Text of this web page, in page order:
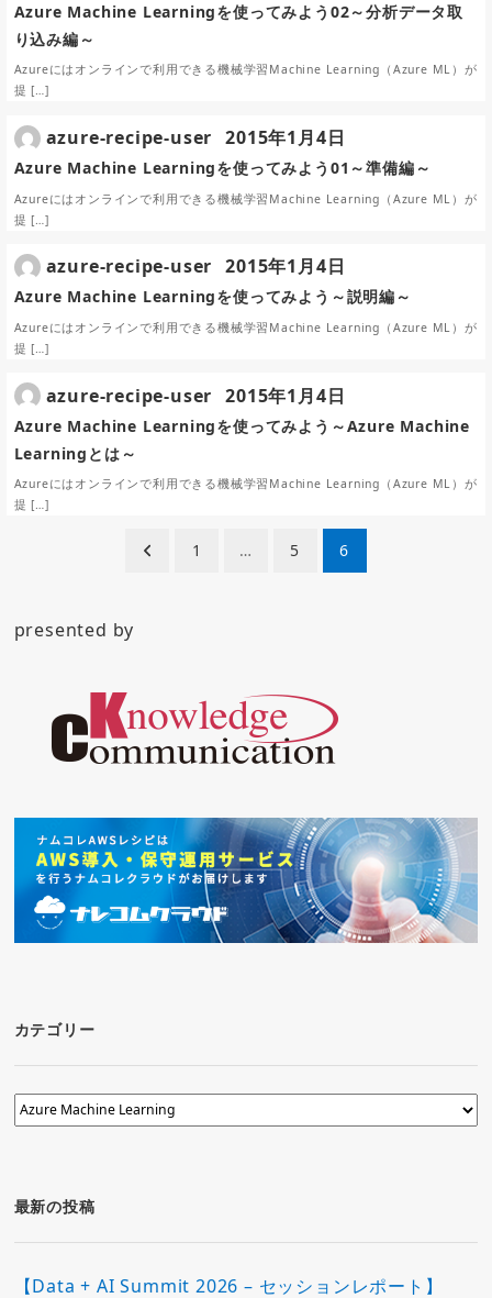
Azure Machine Learningを使ってみよう02～分析データ取
り込み編～
Azureにはオンラインで利用できる機械学習Machine Learning（Azure ML）が
提 […]
Azure Machine Learningを使ってみよう01～準備編～
Azureにはオンラインで利用できる機械学習Machine Learning（Azure ML）が
提 […]
azure-recipe-user 2015年1月4日
Azure Machine Learningを使ってみよう～説明編～
Azureにはオンラインで利用できる機械学習Machine Learning（Azure ML）が
提 […]
azure-recipe-user 2015年1月4日
Azure Machine Learningを使ってみよう～Azure Machine
Learningとは～
Azureにはオンラインで利用できる機械学習Machine Learning（Azure ML）が
提 […]
azure-recipe-user 2015年1月4日
ビ
1 … 5 6
presented by
カテゴリー
カ
テ
ー
最新の投稿
【Data + AI Summit 2026 – セッションレポート】